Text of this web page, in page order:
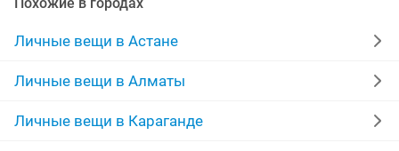
телефон айфон ростовые куклы
парфюмерная духи мужские
мужской аромат tiffany
Личные вещи в Астане
Личные вещи в Алматы
Личные вещи в Караганде